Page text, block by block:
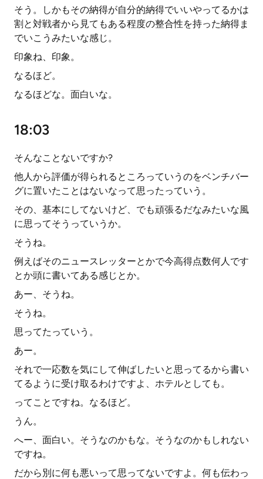
そう。しかもその納得が自分的納得でいいやってるかは
割と対戦者から見てもある程度の整合性を持った納得ま
でいこうみたいな感じ。
印象ね、印象。
なるほど。
なるほどな。面白いな。
18:03
そんなことないですか?
他人から評価が得られるところっていうのをベンチバー
グに置いたことはないなって思ったっていう。
その、基本にしてないけど、でも頑張るだなみたいな風
に思ってそうっていうか。
そうね。
例えばそのニュースレッターとかで今高得点数何人です
とか頭に書いてある感じとか。
あー、そうね。
そうね。
思ってたっていう。
あー。
それで一応数を気にして伸ばしたいと思ってるから書い
てるように受け取るわけですよ、ホテルとしても。
ってことですね。なるほど。
うん。
へー、面白い。そうなのかもな。そうなのかもしれない
ですね。
だから別に何も悪いって思ってないですよ。何も伝わっ